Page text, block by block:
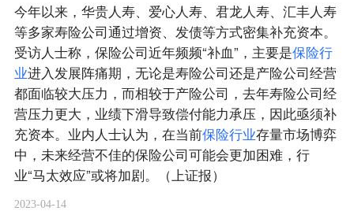
今年以来，华贵人寿、爱心人寿、君龙人寿、汇丰人寿
等多家寿险公司通过增资、发债等方式密集补充资本。
受访人士称，保险公司近年频频“补血”，主要是保险行
业进入发展阵痛期，无论是寿险公司还是产险公司经营
都面临较大压力，而相较于产险公司，去年寿险公司经
营压力更大，业绩下滑导致偿付能力承压，因此亟须补
充资本。业内人士认为，在当前保险行业存量市场博弈
中，未来经营不佳的保险公司可能会更加困难，行
业“马太效应”或将加剧。（上证报）
2023-04-14